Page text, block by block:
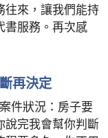
往來，讓我們能持
書服務。再次感
再決定
件狀況：房子要
說完我會幫你判斷